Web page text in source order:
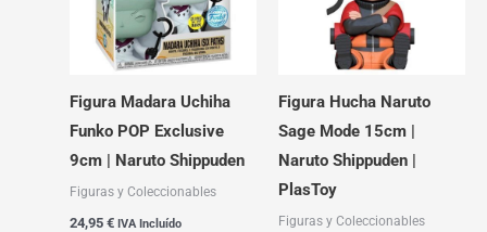
Figura Madara Uchiha
Funko POP Exclusive
9cm | Naruto Shippuden
Figuras y Coleccionables
24,95 € IVA Incluído
Figura Hucha Naruto
Sage Mode 15cm |
Naruto Shippuden |
PlasToy
Figuras y Coleccionables